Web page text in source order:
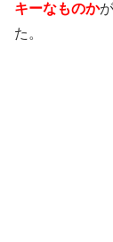
キーなものか
た。